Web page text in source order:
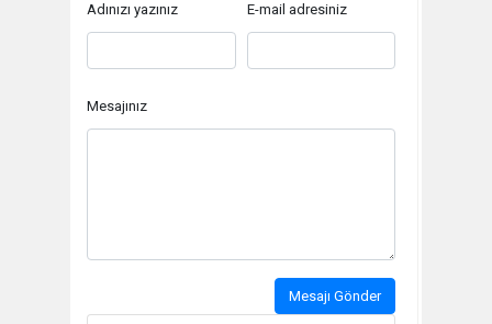
Adınızı yazınız E-mail adresiniz
Mesajınız
Mesajı Gönder